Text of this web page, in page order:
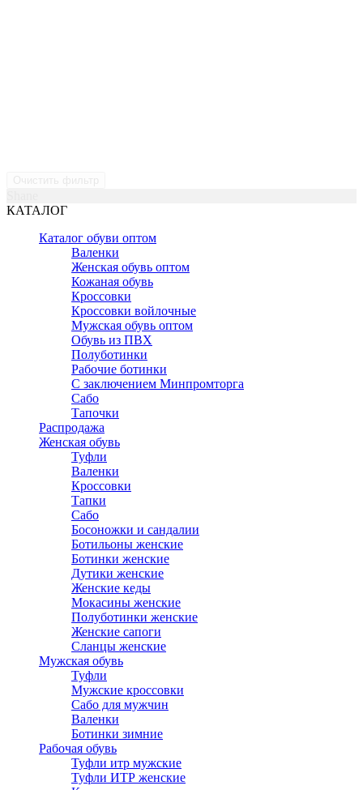
КАТАЛОГ
Каталог обуви оптом
Валенки
Женская обувь оптом
Кожаная обувь
Кроссовки
Кроссовки войлочные
Мужская обувь оптом
Обувь из ПВХ
Полуботинки
Рабочие ботинки
С заключением Минпромторга
Сабо
Тапочки
Распродажа
Женская обувь
Туфли
Валенки
Кроссовки
Тапки
Сабо
Босоножки и сандалии
Ботильоны женские
Ботинки женские
Дутики женские
Женские кеды
Мокасины женские
Полуботинки женские
Женские сапоги
Сланцы женские
Мужская обувь
Туфли
Мужские кроссовки
Сабо для мужчин
Валенки
Ботинки зимние
Рабочая обувь
Туфли итр мужские
Туфли ИТР женские